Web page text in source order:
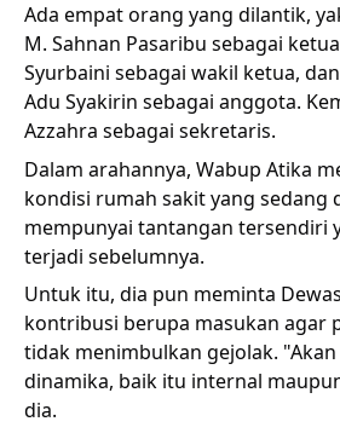
Ada empat orang yang dilantik,
M. Sahnan Pasaribu sebagai
Syurbaini sebagai wakil ketua, dan
Adu Syakirin sebagai anggota.
Azzahra sebagai sekretaris.
Dalam arahannya, Wabup Atika
kondisi rumah sakit yang sedang
mempunyai tantangan tersendiri
terjadi sebelumnya.
Untuk itu, dia pun meminta
kontribusi berupa masukan agar
tidak menimbulkan gejolak.
dinamika, baik itu internal
dia.